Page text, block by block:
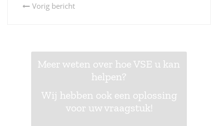
Vorig bericht
Meer weten over hoe VSE u kan
helpen?
Wij hebben ook een oplossing
voor uw vraagstuk!